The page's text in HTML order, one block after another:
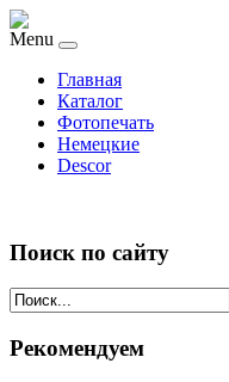
Menu
Главная
Каталог
Фотопечать
Немецкие
Descor
Поиск по сайту
Рекомендуем